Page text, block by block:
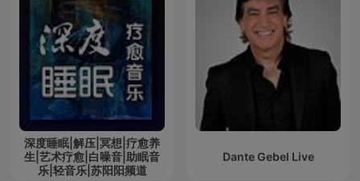
深度睡眠|解压|冥想|疗愈养
生|艺术疗愈|白噪音|助眠音
乐|轻音乐|苏阳阳频道
Dante Gebel Live